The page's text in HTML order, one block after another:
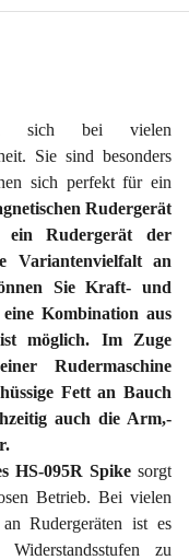
sich bei vielen
Sie sind besonders
sich perfekt für ein
Rudergerät
ein Rudergerät der
Variantenvielfalt an
Sie Kraft- und
Kombination aus
möglich. Im Zuge
Rudermaschine
Fett an Bauch
auch die Arm,-
HS-095R Spike sorgt
Betrieb. Bei vielen
Rudergeräten ist es
zu